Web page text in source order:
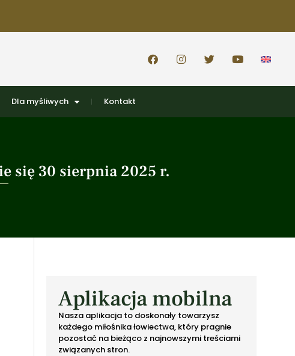
Dla myśliwych Kontakt
się 30 sierpnia 2025 r.
Aplikacja mobilna
Nasza aplikacja to doskonały towarzysz
każdego miłośnika łowiectwa, który pragnie
pozostać na bieżąco z najnowszymi treściami
związanych stron.